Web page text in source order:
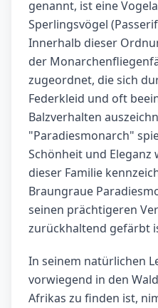
genannt, ist eine
Sperlingsvögel
Innerhalb dieser
der
zugeordnet, die sich
Federkleid und oft
Balzverhalten
"Paradiesmonarch"
Schönheit und Eleganz
dieser Familie
Braungraue
seinen prächtigeren
zurückhaltend gefärbt
In seinem natürlichen
vorwiegend in den
Afrikas zu finden ist,